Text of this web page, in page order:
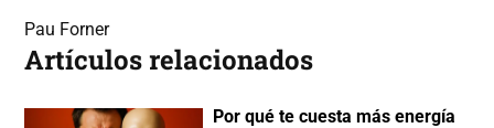
Pau Forner
Artículos relacionados
Por qué te cuesta más energía